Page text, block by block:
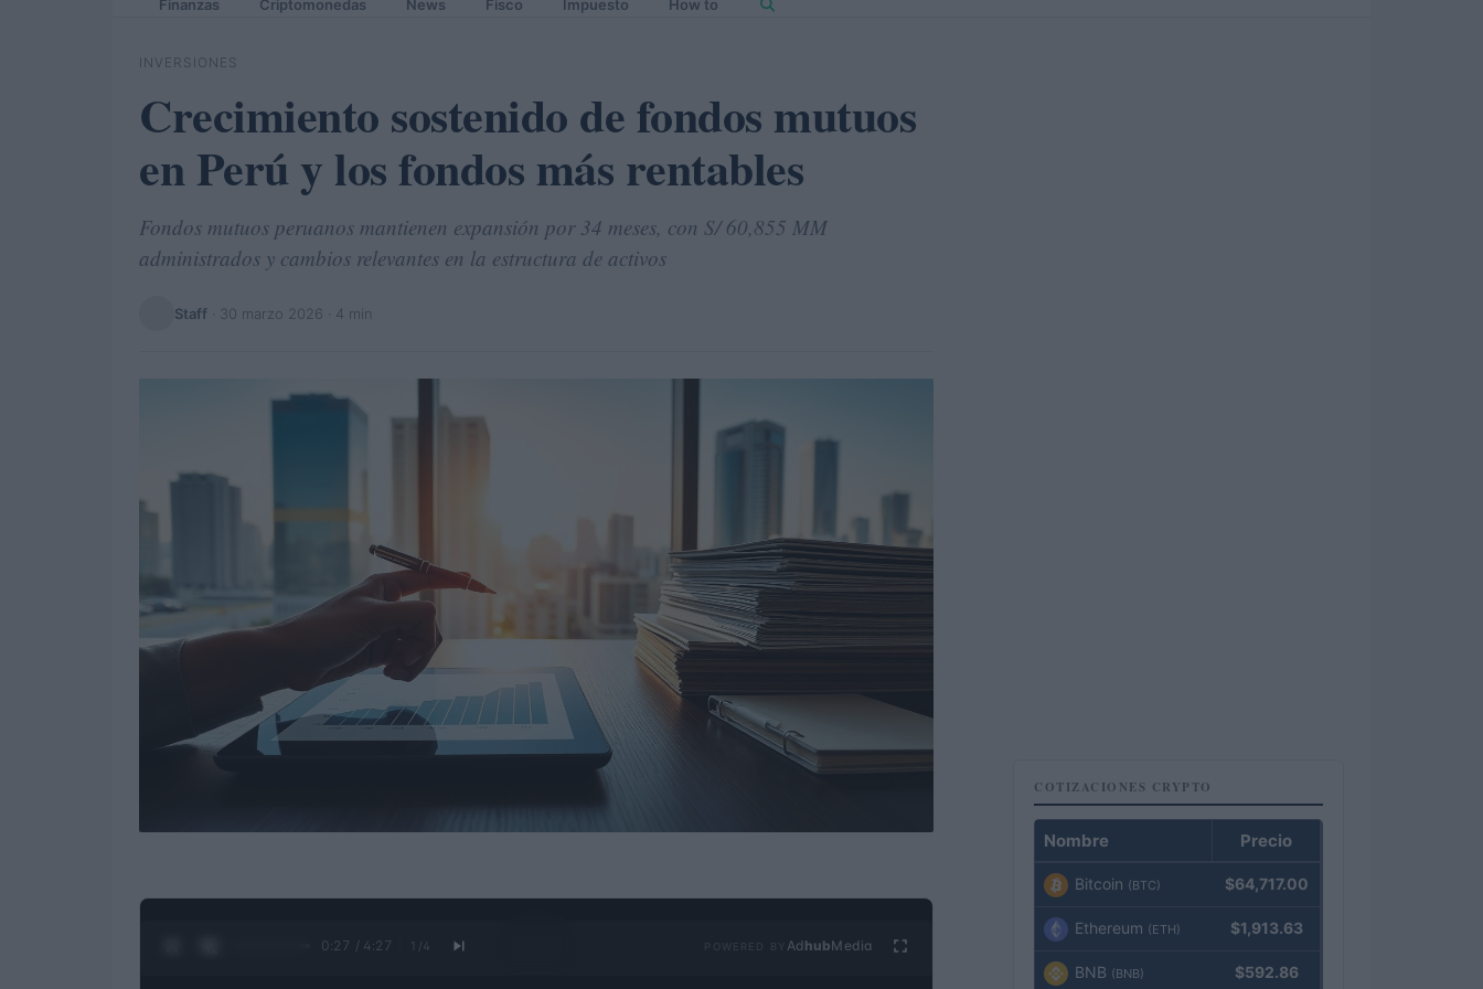
Finanzas Criptomonedas News Fisco Impuesto How to
INVERSIONES
Crecimiento sostenido de fondos mutuos
en Perú y los fondos más rentables
Fondos mutuos peruanos mantienen expansión por 34 meses, con S/ 60,855 MM
administrados y cambios relevantes en la estructura de activos
Staff 30 marzo 2026 · 4 min
0:28 / 4:27 1 /4 Ad hubMedia
COTIZACIONES CRYPTO
Nombre Precio
Bitcoin (BTC) $64,717.00
Ethereum (ETH) $1,913.63
BNB (BNB) $592.86